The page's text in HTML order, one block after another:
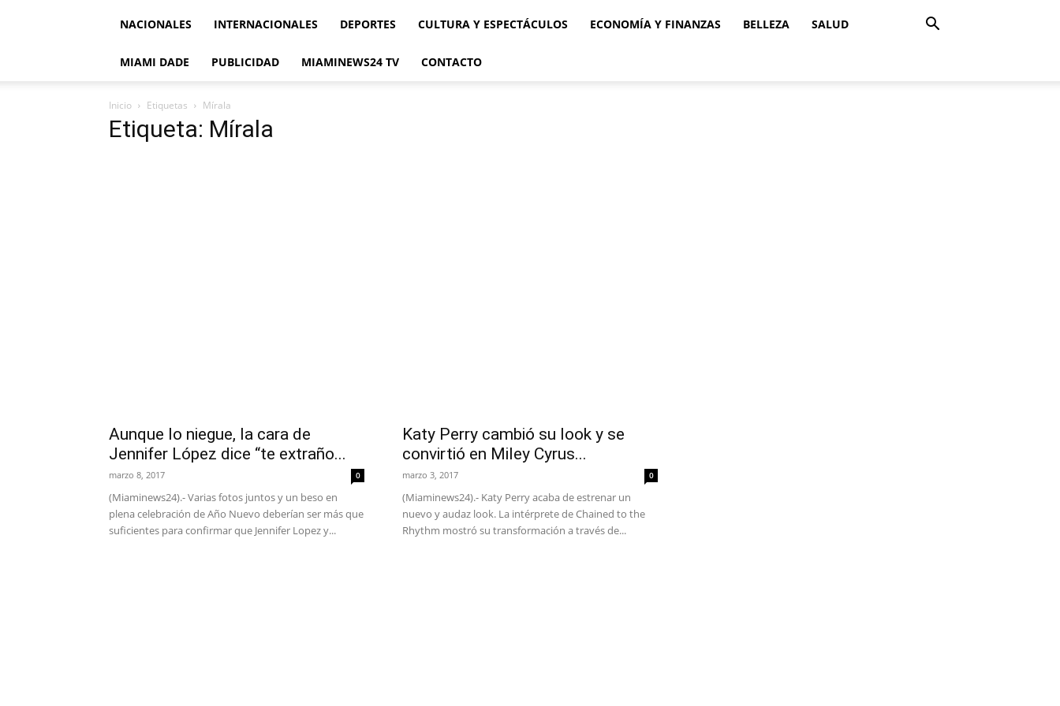
NACIONALES INTERNACIONALES DEPORTES CULTURA Y ESPECTÁCULOS ECONOMÍA Y FINANZAS BELLEZA SALUD
MIAMI DADE PUBLICIDAD MIAMINEWS24 TV CONTACTO
Inicio Etiquetas Mírala
Etiqueta: Mírala
Aunque lo niegue, la cara de
Jennifer López dice “te extraño...
marzo 8, 2017 0
(Miaminews24).- Varias fotos juntos y un beso en
plena celebración de Año Nuevo deberían ser más que
suficientes para confirmar que Jennifer Lopez y...
Katy Perry cambió su look y se
convirtió en Miley Cyrus...
marzo 3, 2017 0
(Miaminews24).- Katy Perry acaba de estrenar un
nuevo y audaz look. La intérprete de Chained to the
Rhythm mostró su transformación a través de...